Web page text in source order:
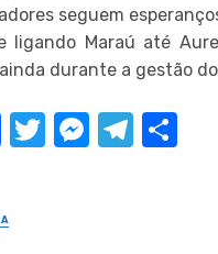
seguem
ligando Maraú até
durante a gestão
Facebook
Twitter